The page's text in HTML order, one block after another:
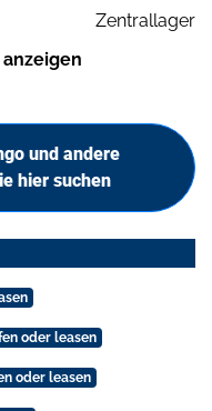
Zentrallager
und andere
hier suchen
oder leasen
oder leasen